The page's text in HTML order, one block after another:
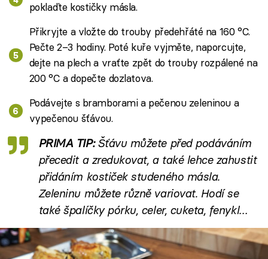
poklaďte kostičky másla.
Přikryjte a vložte do trouby předehřáté na 160 °C.
Pečte 2–3 hodiny. Poté kuře vyjměte, naporcujte,
dejte na plech a vraťte zpět do trouby rozpálené na
200 °C a dopečte dozlatova.
Podávejte s bramborami a pečenou zeleninou a
vypečenou šťávou.
PRIMA TIP:Šťávu můžete před podáváním
přecedit a zredukovat, a také lehce zahustit
přidáním kostiček studeného másla.
Zeleninu můžete různě variovat. Hodí se
také špalíčky pórku, celer, cuketa, fenykl…